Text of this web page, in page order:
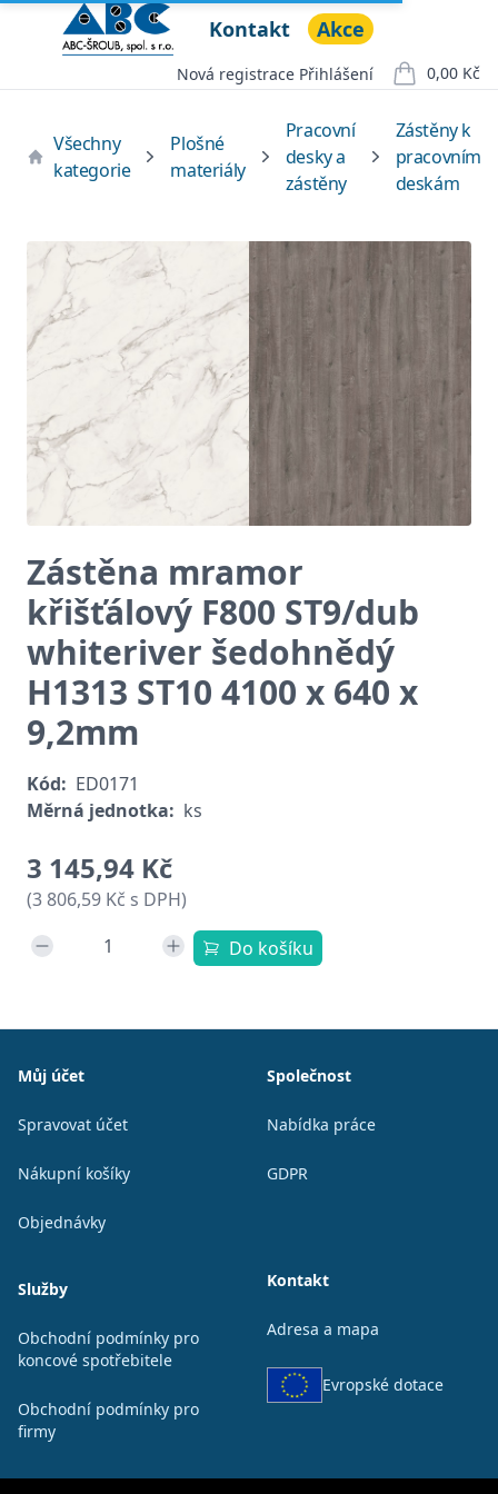
Open menu
ABC ŠROUB, spol. s r.o.Kontakt Akce
Nová registrace Přihlášení 0,00 Kč
položek v
Všechny
kategorie
Plošné
materiály
Pracovní
desky a
zástěny
Zástěny k
pracovním
deskám
Zástěna mramor
křišťálový F800 ST9/dub
whiteriver šedohnědý
H1313 ST10 4100 x 640 x
9,2mm
Kód: ED0171
Měrná jednotka: ks
3 145,94 Kč
(3 806,59 Kč s DPH)
Do košíku
Můj účet
Spravovat účet
Nákupní košíky
Objednávky
Služby
Obchodní podmínky pro
koncové spotřebitele
Obchodní podmínky pro
firmy
Společnost
Nabídka práce
GDPR
Kontakt
Adresa a mapa
Evropské dotace